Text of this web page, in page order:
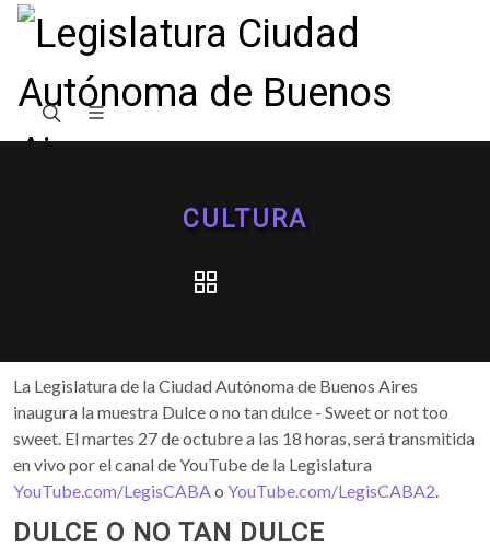
CULTURA
La Legislatura de la Ciudad Autónoma de Buenos Aires
inaugura la muestra Dulce o no tan dulce - Sweet or not too
sweet. El martes 27 de octubre a las 18 horas, será transmitida
en vivo por el canal de YouTube de la Legislatura
YouTube.com/LegisCABAo YouTube.com/LegisCABA2.
DULCE O NO TAN DULCE